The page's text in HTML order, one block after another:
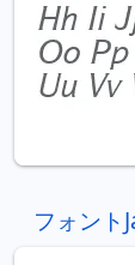
フォン